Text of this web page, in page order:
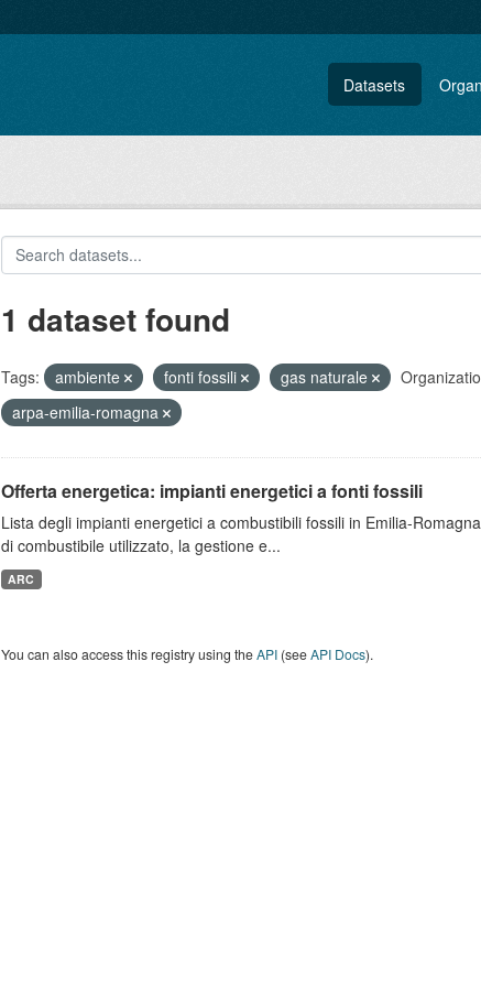
Datasets
1 dataset found
Tags: ambiente fonti fossili gas naturale
arpa-emilia-romagna
Offerta energetica: impianti energetici a fonti fossili
Lista degli impianti energetici a combustibili fossili in Emilia-
di combustibile utilizzato, la gestione e...
ARC
You can also access this registry using theAPI(seeAPI Docs).